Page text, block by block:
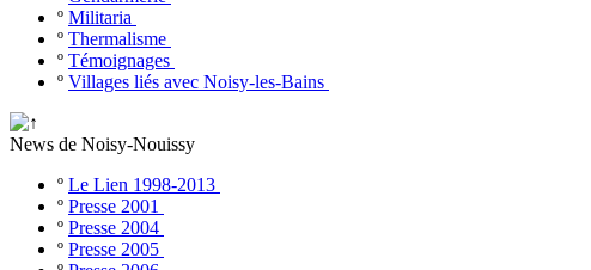
º Militaria
º Thermalisme
º Témoignages
º Villages liés avec Noisy-les-Bains
News de Noisy-Nouissy
º Le Lien 1998-2013
º Presse 2001
º Presse 2004
º Presse 2005